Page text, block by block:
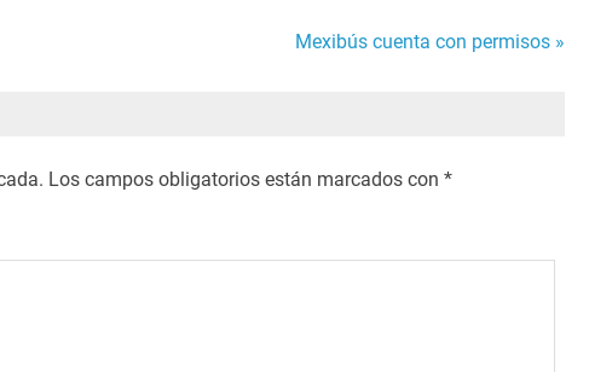
Mexibús cuenta con permisos »
Los campos obligatorios están marcados con *